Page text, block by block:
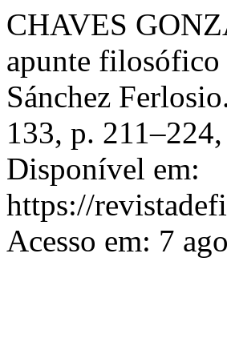
CHAVES
apunte filosófico
Sánchez
133, p.
Disponível em:
https://
Acesso em: 7